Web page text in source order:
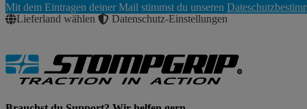
Abonnieren
Mit dem Eintragen deiner Mail stimmst du unseren
Lieferland wählen
Datenschutz-Einstellungen